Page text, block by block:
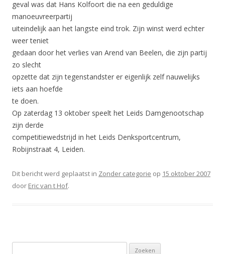
geval was dat Hans Kolfoort die na een geduldige
manoeuvreerpartij
uiteindelijk aan het langste eind trok. Zijn winst werd echter
weer teniet
gedaan door het verlies van Arend van Beelen, die zijn partij
zo slecht
opzette dat zijn tegenstandster er eigenlijk zelf nauwelijks
iets aan hoefde
te doen.
Op zaterdag 13 oktober speelt het Leids Damgenootschap
zijn derde
competitiewedstrijd in het Leids Denksportcentrum,
Robijnstraat 4, Leiden.
Dit bericht werd geplaatst in Zonder categorie op 15 oktober 2007
door Eric van t Hof.